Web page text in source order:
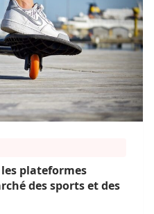
les plateformes
des sports et des